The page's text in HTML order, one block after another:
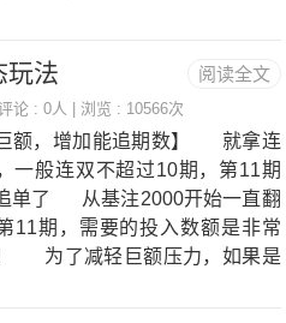
幸运28,我全包，你单钓13,如果
按概率来说，输赢是差不多的，
一次可以顶我赢十几次。但是如
1次，那你基本上没有赢的机
输掉的金蛋到哪里去了呢?呵
赢去了。如果还没了解的话,那
下看吧。3、全包法，赚谁的金
阅读全文
玩法
论 : 0人 | 浏览 : 10566次
巨额，增加能追期数】 就拿连
一般连双不超过10期，第11期
单了 从基注2000开始一直翻
11期，需要的投入数额是非常
为了减轻巨额压力，如果是